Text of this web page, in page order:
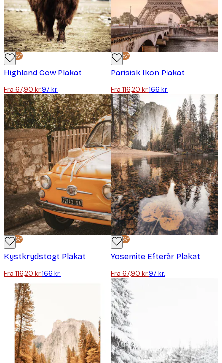
-30%*
Highland Cow Plakat
Fra 67,90 kr.97 kr.
-30%*
Parisisk Ikon Plakat
Fra 116,20 kr.166 kr.
-30%*
Kystkrydstogt Plakat
Fra 116,20 kr.166 kr.
-30%*
Yosemite Efterår Plakat
Fra 67,90 kr.97 kr.